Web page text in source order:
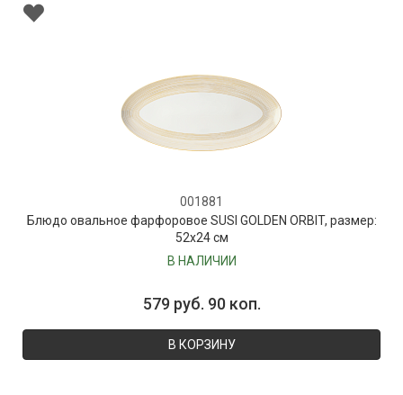
001881
Блюдо овальное фарфоровое SUSI GOLDEN ORBIT, размер:
52х24 см
В НАЛИЧИИ
579 руб. 90 коп.
В КОРЗИНУ